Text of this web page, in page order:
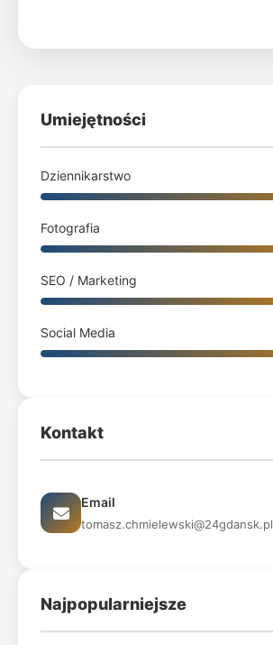
Umiejętności
Dziennikarstwo
Fotografia
SEO / Marketing
Social Media
Kontakt
Email
tomasz.chmielewski@24gdansk.pl
Najpopularniejsze